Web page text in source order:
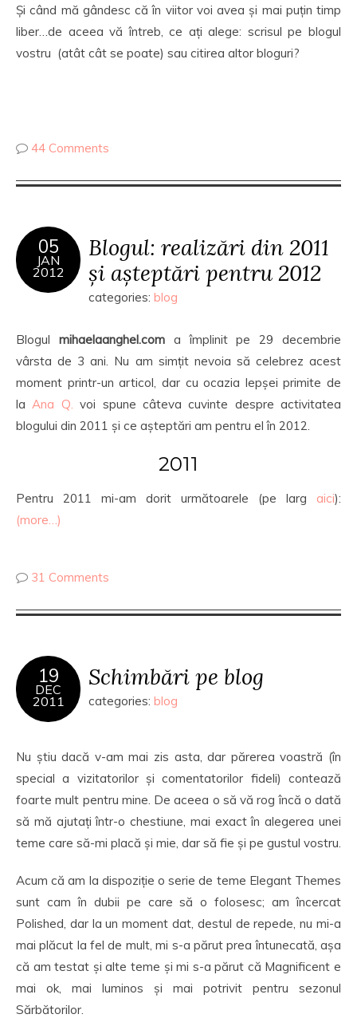
Și când mă gândesc că în viitor voi avea și mai puțin timp
liber…de aceea vă întreb, ce ați alege: scrisul pe blogul
vostru (atât cât se poate) sau citirea altor bloguri?
44 Comments
05
JAN
2012
Blogul: realizări din 2011
și așteptări pentru 2012
categories: blog
Blogul mihaelaanghel.coma împlinit pe 29 decembrie
vârsta de 3 ani. Nu am simțit nevoia să celebrez acest
moment printr-un articol, dar cu ocazia lepșei primite de
la Ana Q.
voi spune câteva cuvinte despre activitatea
blogului din 2011 și ce așteptări am pentru el în 2012.
2011
Pentru 2011 mi-am dorit următoarele (pe larg aici):
(more…)
31 Comments
19
DEC
2011
Schimbări pe blog
categories: blog
Nu știu dacă v-am mai zis asta, dar părerea voastră (în
special a vizitatorilor și comentatorilor fideli) contează
foarte mult pentru mine. De aceea o să vă rog încă o dată
să mă ajutați într-o chestiune, mai exact în alegerea unei
teme care să-mi placă și mie, dar să fie și pe gustul vostru.
Acum că am la dispoziție o serie de teme Elegant Themes
sunt cam în dubii pe care să o folosesc; am încercat
Polished, dar la un moment dat, destul de repede, nu mi-a
mai plăcut la fel de mult, mi s-a părut prea întunecată, așa
că am testat și alte teme și mi s-a părut că Magnificent e
mai ok, mai luminos și mai potrivit pentru sezonul
Sărbătorilor.